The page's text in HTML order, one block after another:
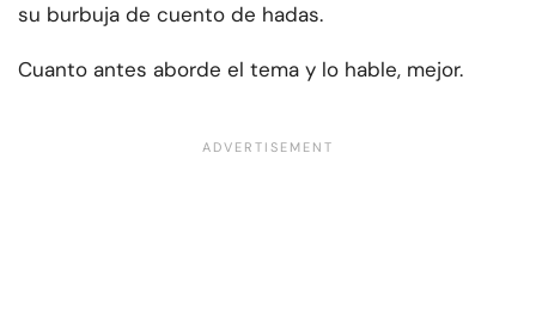
su burbuja de cuento de hadas.
Cuanto antes aborde el tema y lo hable, mejor.